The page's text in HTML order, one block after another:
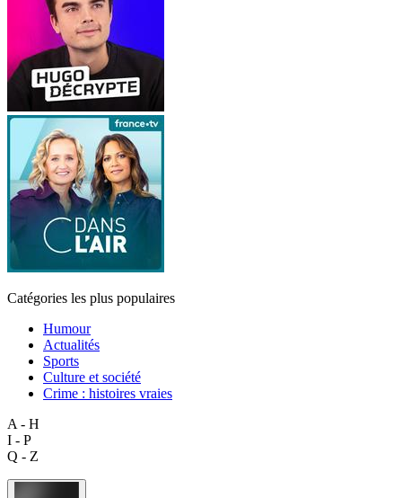
Catégories les plus populaires
Humour
Actualités
Sports
Culture et société
Crime : histoires vraies
A - H
I - P
Q - Z